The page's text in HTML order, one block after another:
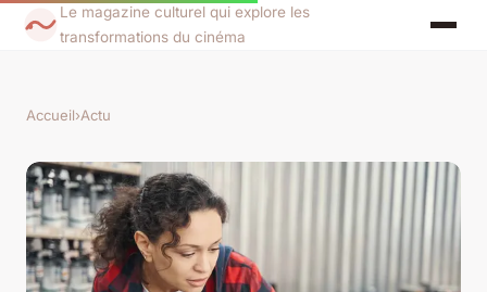
Le magazine culturel qui explore les
transformations du cinéma
Accueil›Actu